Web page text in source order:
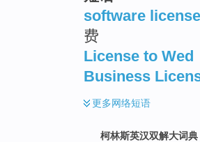
software license
费
License to Wed
Business
更多网络短语
柯林斯英汉双解大词典